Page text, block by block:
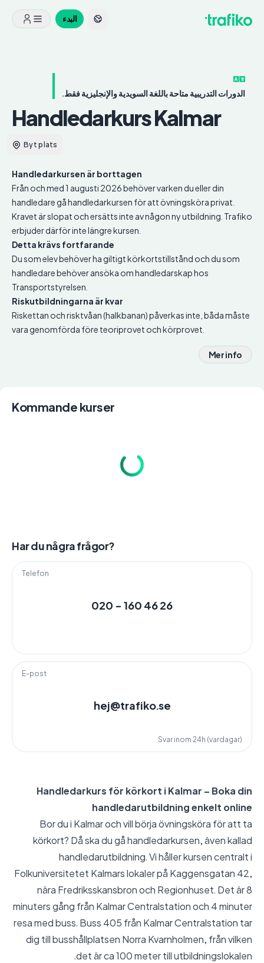
البدء
الدورات التدريبية متاحة باللغة السويدية والإنجليزية فقط.
HandledarkursKalmar
Byt plats
Handledarkursen är borttagen
Från och med 1 augusti 2026 behöver varken du eller din
handledare gå handledarkursen för att övningsköra privat.
Kravet är slopat och ersätts inte av någon ny utbildning. Trafiko
erbjuder därför inte längre kursen.
Detta krävs fortfarande
Du som elev behöver ha giltigt körkortstillstånd och du som
handledare behöver ansöka om handledarskap hos
Transportstyrelsen.
Riskutbildningarna är kvar
Riskettan och risktvåan (halkbanan) påverkas inte, båda måste
vara genomförda före teoriprovet och körprovet.
Mer info
Kommande kurser
Har du några frågor?
Telefon
020 - 160 46 26
E-post
hej@trafiko.se
Svar inom 24h (vardagar)
Handledarkurs för körkort i Kalmar – Boka din
handledarutbildning enkelt online
Bor du i Kalmar och vill börja övningsköra för att ta
körkort? Då ska du gå handledarkursen, även kallad
handledarutbildning. Vi håller kursen centralt i
Folkuniversitetet Kalmars lokaler på Kaggensgatan 42,
nära Fredriksskansbron och Regionhuset. Det är 8
minuters gång från Kalmar Centralstation och 4 minuter
resa med buss. Buss 405 från Kalmar Centralstation tar
dig till busshållplatsen Norra Kvarnholmen, från vilken
det är ca 100 meter till utbildningslokalen.